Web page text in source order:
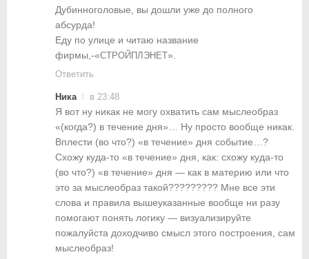
Дубинноголовые, вы дошли уже до полного
абсурда!
Еду по улице и читаю название
фирмы,-«СТРОЙПЛЭНЕТ ».
Ответить
Ника в 23:48
Я вот ну никак не могу охватить сам мыслеобраз
«(когда?) в течение дня»… Ну просто вообще никак.
Вплести (во что?) «в течение» дня событие…?
Схожу куда-то «в течение» дня, как: схожу куда-то
(во что?) «в течение» дня — как в материю или что
это за мыслеобраз такой????????? Мне все эти
слова и правила вышеуказанные вообще ни разу
помогают понять логику — визуализируйте
пожалуйста доходчиво смысл этого построения, сам
мыслеобраз!